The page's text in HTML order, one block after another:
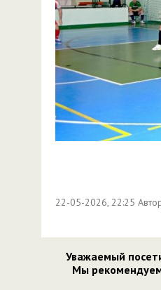
22-05-2026, 22:25
Уважаемый
Мы